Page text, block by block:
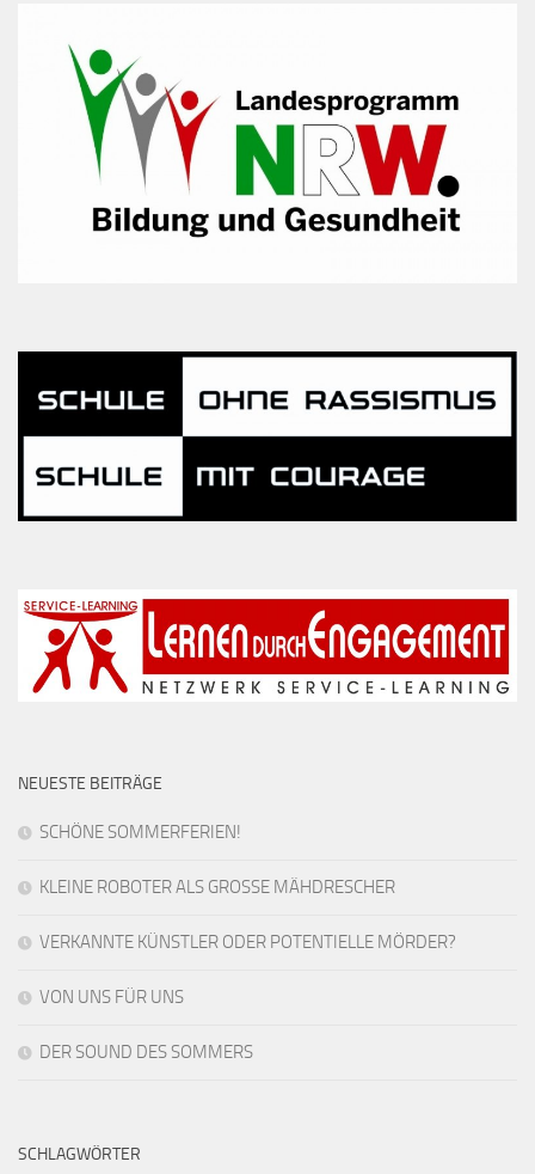
NEUESTE BEITRÄGE
SCHÖNE SOMMERFERIEN!
KLEINE ROBOTER ALS GROSSE MÄHDRESCHER
VERKANNTE KÜNSTLER ODER POTENTIELLE MÖRDER?
VON UNS FÜR UNS
DER SOUND DES SOMMERS
SCHLAGWÖRTER